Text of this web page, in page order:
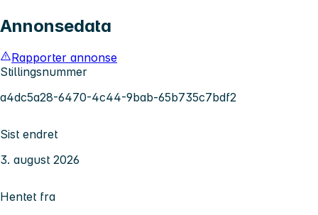
Annonsedata
Rapporter annonse
Stillingsnummer
a4dc5a28-6470-4c44-9bab-65b735c7bdf2
Sist endret
3. august 2026
Hentet fra